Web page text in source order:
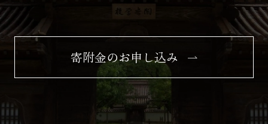
寄附金のお申し込み